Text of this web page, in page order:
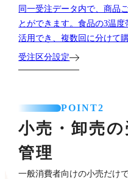
同一受注データ内で、商品
とができます。食品の3温
活用でき、複数回に分けて
受注区分設定
POINT2
小売・卸売
管理
一般消費者向けの小売だけ